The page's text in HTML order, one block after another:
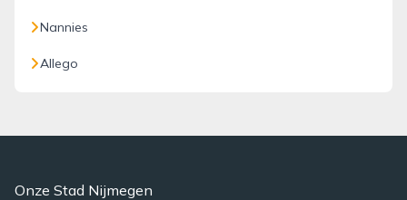
Nannies
Allego
Onze Stad Nijmegen